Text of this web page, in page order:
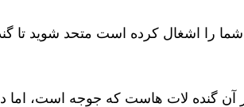
شما را اشغال کرده است متحد شوید تا
آن گنده لات هاست که جوجه است، اما